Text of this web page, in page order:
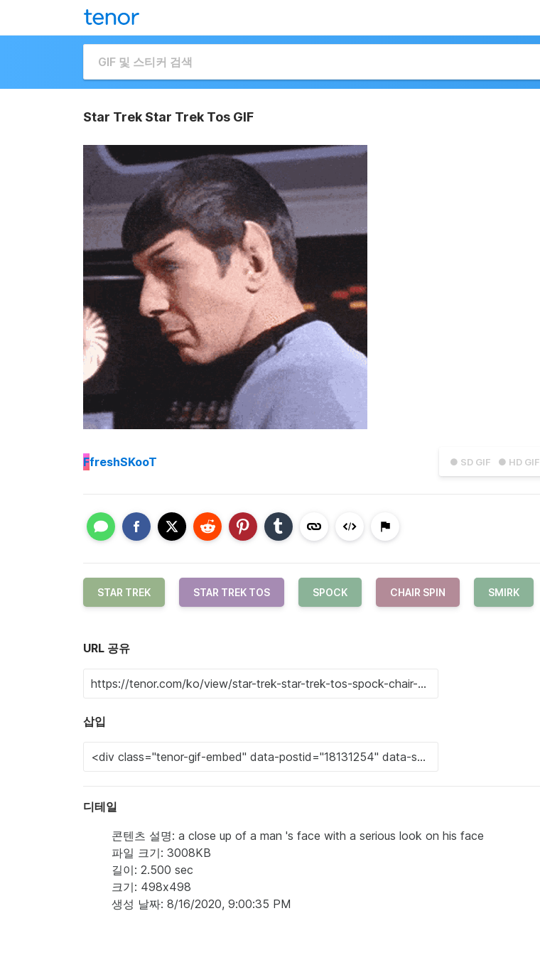
Star Trek Star Trek Tos GIF
● SD GIF ● HD GIF
FfreshSKooT
STAR TREK STAR TREK TOS SPOCK CHAIR SPIN SMIRK
URL 공유
삽입
디테일
콘텐츠 설명: a close up of a man 's face with a serious look on his face
파일 크기: 3008KB
길이: 2.500 sec
크기: 498x498
생성 날짜: 8/16/2020, 9:00:35 PM